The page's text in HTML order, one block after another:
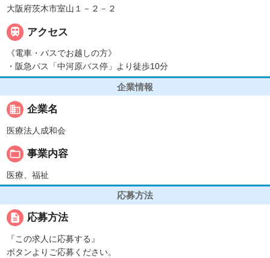
大阪府茨木市室山１－２－２
 アクセス
《電車・バスでお越しの方》
・阪急バス「中河原バス停」より徒歩10分
企業情報
business 企業名
医療法人成和会
folder_open 事業内容
医療、福祉
応募方法
description 応募方法
『この求人に応募する』
ボタンよりご応募ください。